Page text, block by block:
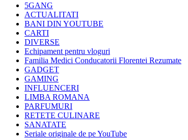
5GANG
ACTUALITATI
BANI DIN YOUTUBE
CARTI
DIVERSE
Echipament pentru vloguri
Familia Medici Conducatorii Florentei Rezumate
GADGET
GAMING
INFLUENCERI
LIMBA ROMANA
PARFUMURI
RETETE CULINARE
SANATATE
Seriale originale de pe YouTube